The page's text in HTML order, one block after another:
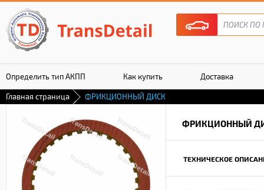
Определить тип АКПП Как купить Доставка
Гарантия
Главная страница ФРИКЦИОННЫЙ ДИСК
ФРИКЦИОННЫЙ
ТЕХНИЧЕСКОЕ